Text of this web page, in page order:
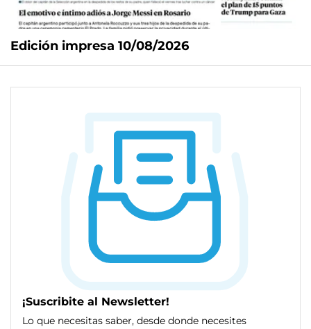
Edición impresa 10/08/2026
¡Suscribite al Newsletter!
Lo que necesitas saber, desde donde necesites